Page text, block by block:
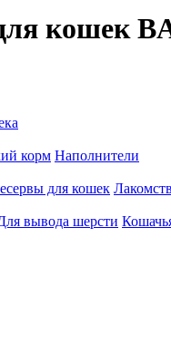
кошек
корм Наполнители
для кошек
вывода шерсти